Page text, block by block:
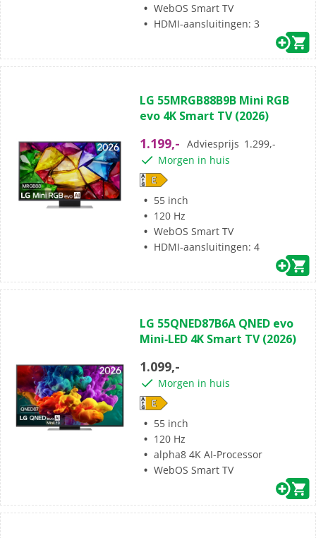
WebOS Smart TV
HDMI-aansluitingen: 3
van
de
sterren.
LG 55MRGB88B9B Mini RGB
evo 4K Smart TV (2026)
1.199,- Adviesprijs 1.299,-
Morgen in huis
55 inch
120 Hz
WebOS Smart TV
HDMI-aansluitingen: 4
van
de
sterren.
LG 55QNED87B6A QNED evo
Mini‑LED 4K Smart TV (2026)
1.099,-
Morgen in huis
55 inch
120 Hz
alpha8 4K AI-Processor
WebOS Smart TV